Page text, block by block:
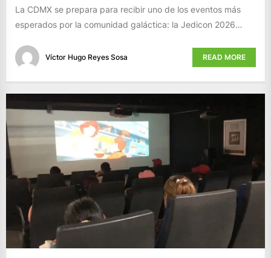
La CDMX se prepara para recibir uno de los eventos más
esperados por la comunidad galáctica: la Jedicon 2026…
Víctor Hugo Reyes Sosa READ MORE